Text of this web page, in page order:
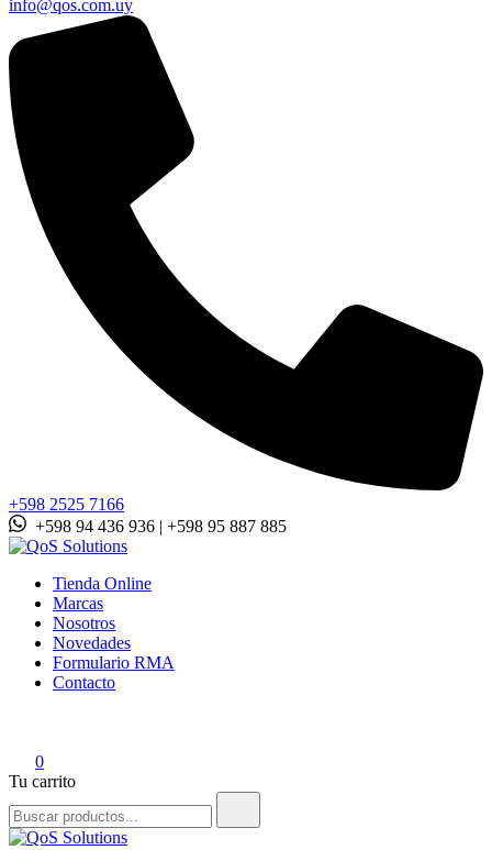
info@qos.com.uy
+598 2525 7166
+598 94 436 936 | +598 95 887 885
QoS Solutions
Tienda Online
Marcas
Nosotros
Novedades
Formulario RMA
Contacto
0
Tu carrito